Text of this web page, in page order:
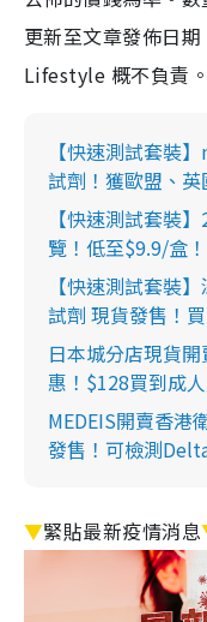
更新至文章發佈日
Lifestyle 概不負責
【快速測試套裝
試劑！獲歐盟、
【快速測試套裝
覽！低至$9.9/盒
【快速測試套裝
試劑 現貨發售！
日本城分店現貨
惠！$128買到成
MEDEIS開賣香港
發售！可檢測
▼緊貼最新疫情消息